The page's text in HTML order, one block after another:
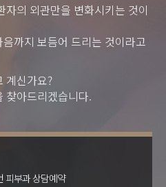
의 외관만을 변화시키는 것이
까지 보듬어 드리는 것이라고
계신가요?
찾아드리겠습니다.
피부과 상담예약